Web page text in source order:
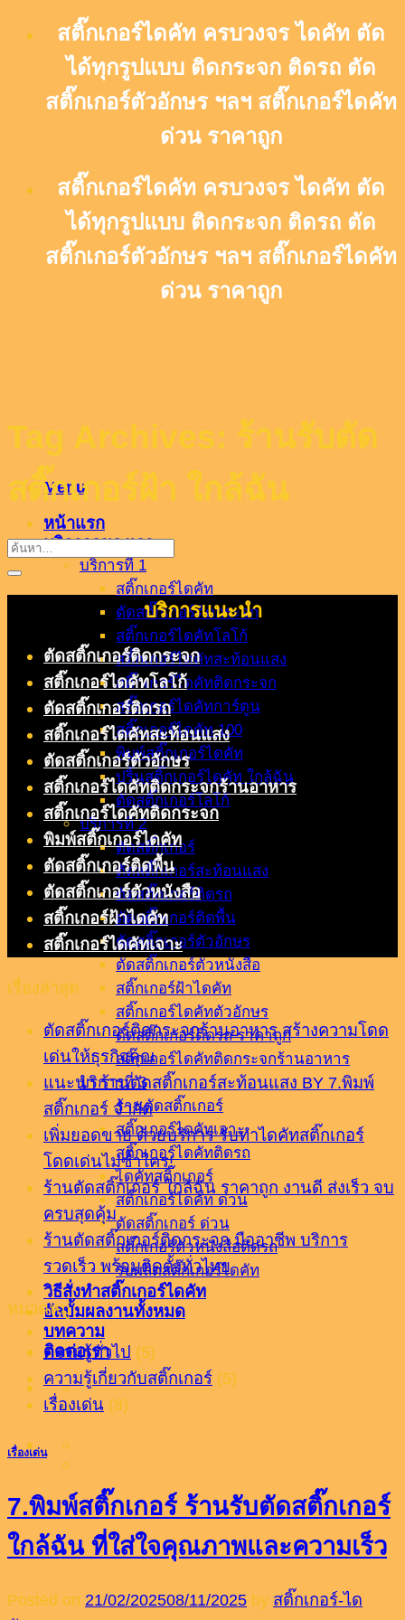
สติ๊กเกอร์ไดคัท ครบวงจร ไดคัท ตัด
ได้ทุกรูปแบบ ติดกระจก ติดรถ ตัด
สติ๊กเกอร์ตัวอักษร ฯลฯ สติ๊กเกอร์ไดคัท
ด่วน ราคาถูก
สติ๊กเกอร์ไดคัท ครบวงจร ไดคัท ตัด
ได้ทุกรูปแบบ ติดกระจก ติดรถ ตัด
สติ๊กเกอร์ตัวอักษร ฯลฯ สติ๊กเกอร์ไดคัท
ด่วน ราคาถูก
Menu
หน้าแรก
บริกาารของเรา
บริการที่ 1
สติ๊กเกอร์ไดคัท
ตัดสติ๊กเกอร์ติดกระจก
สติ๊กเกอร์ไดคัทโลโก้
สติ๊กเกอร์ไดคัทสะท้อนแสง
สติ๊กเกอร์ไดคัทติดกระจก
สติ๊กเกอร์ไดคัทการ์ตูน
สติ๊กเกอร์ไดคัท 100
พิมพ์สติ๊กเกอร์ไดคัท
ปริ้นสติ๊กเกอร์ไดคัท ใกล้ฉัน
ตัดสติ๊กเกอร์โลโก้
บริการที่ 2
ตัดสติ๊กเกอร์
ตัดสติ๊กเกอร์สะท้อนแสง
ตัดสติ๊กเกอร์ติดรถ
ตัดสติ๊กเกอร์ติดพื้น
ตัดสติ๊กเกอร์ตัวอักษร
ตัดสติ๊กเกอร์ตัวหนังสือ
สติ๊กเกอร์ฝ้าไดคัท
สติ๊กเกอร์ไดคัทตัวอักษร
ตัดสติ๊กเกอร์ติดรถ ราคาถูก
สติ๊กเกอร์ไดคัทติดกระจกร้านอาหาร
บริการที่ 3
ร้านตัดสติ๊กเกอร์
สติ๊กเกอร์ไดคัทเจาะ
สติ๊กเกอร์ไดคัทติดรถ
ไดคัทสติ๊กเกอร์
สติ๊กเกอร์ไดคัท ด่วน
ตัดสติ๊กเกอร์ ด่วน
สติ๊กเกอร์ตัวหนังสือติดรถ
รับผลิตสติ๊กเกอร์ไดคัท
วิธีสั่งทำสติ๊กเกอร์ไดคัท
อัลบั้มผลงานทั้งหมด
บทความ
ติดต่อเรา
Tag Archives: ร้านรับตัด
สติ๊กเกอร์ฝ้า ใกล้ฉัน
บริการแนะนำ
ตัดสติ๊กเกอร์ติดกระจก
สติ๊กเกอร์ไดคัทโลโก้
ตัดสติ๊กเกอร์ติดรถ
สติ๊กเกอร์ไดคัทสะท้อนแสง
ตัดสติ๊กเกอร์ตัวอักษร
สติ๊กเกอร์ไดคัทติดกระจกร้านอาหาร
สติ๊กเกอร์ไดคัทติดกระจก
พิมพ์สติ๊กเกอร์ไดคัท
ตัดสติ๊กเกอร์ติดพื้น
ตัดสติ๊กเกอร์ตัวหนังสือ
สติ๊กเกอร์ฝ้าไดคัท
สติ๊กเกอร์ไดคัทเจาะ
เรื่องล่าสุด
ตัดสติ๊กเกอร์ติดกระจกร้านอาหาร สร้างความโดด
เด่นให้ธุรกิจคุณ
แนะนำ ร้านตัดสติ๊กเกอร์สะท้อนแสง BY 7.พิมพ์
สติ๊กเกอร์ จำกัด
เพิ่มยอดขาย ด้วยบริการ รับทำไดคัทสติ๊กเกอร์
โดดเด่นไม่ซ้ำใคร!
ร้านตัดสติ๊กเกอร์ ใกล้ฉัน ราคาถูก งานดี ส่งเร็ว จบ
ครบสุดคุ้ม
ร้านตัดสติ๊กเกอร์ติดกระจก มืออาชีพ บริการ
รวดเร็ว พร้อมติดตั้งทั่วไทย
หมวดหมู่
ความรู้ทั่วไป (5)
ความรู้เกี่ยวกับสติ๊กเกอร์ (5)
เรื่องเด่น (8)
เรื่องเด่น
7.พิมพ์สติ๊กเกอร์ ร้านรับตัดสติ๊กเกอร์
ใกล้ฉัน ที่ใส่ใจคุณภาพและความเร็ว
Posted on 21/02/202508/11/2025 by สติ๊กเกอร์-ได